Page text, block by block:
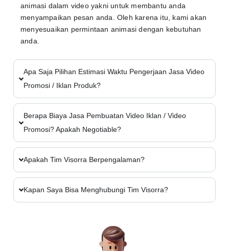
animasi dalam video yakni untuk membantu anda
menyampaikan pesan anda. Oleh karena itu, kami akan
menyesuaikan permintaan animasi dengan kebutuhan
anda.
Apa Saja Pilihan Estimasi Waktu Pengerjaan Jasa Video
Promosi / Iklan Produk?
Berapa Biaya Jasa Pembuatan Video Iklan / Video
Promosi? Apakah Negotiable?
Apakah Tim Visorra Berpengalaman?
Kapan Saya Bisa Menghubungi Tim Visorra?